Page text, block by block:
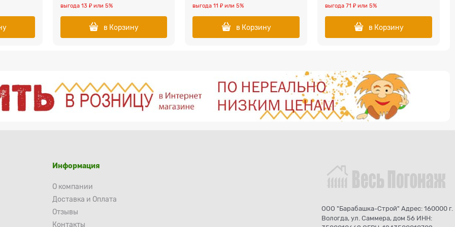
выгода 13 ₽или 5%
в Корзину
выгода11 ₽ или5%
в Корзину
выгода71 ₽ или5%
в Корзину
Информация
О компании
Доставка и Оплата
Отзывы
Контакты
ООО "Барабашка-Строй" Адрес: 160000 г.
Вологда, ул. Саммера, дом 56 ИНН: